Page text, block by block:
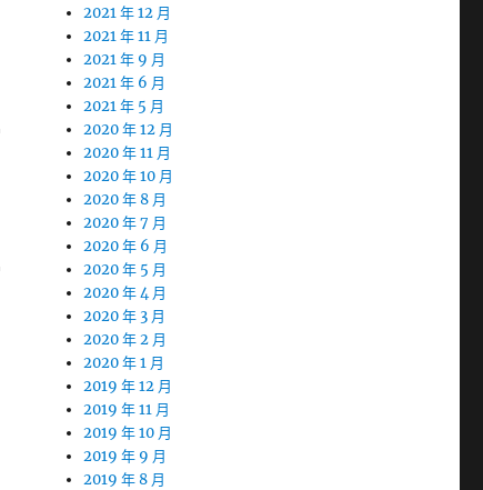
2021 年 12 月
2021 年 11 月
2021 年 9 月
2021 年 6 月
2021 年 5 月
2020 年 12 月
2020 年 11 月
2020 年 10 月
2020 年 8 月
2020 年 7 月
2020 年 6 月
2020 年 5 月
2020 年 4 月
2020 年 3 月
2020 年 2 月
2020 年 1 月
2019 年 12 月
2019 年 11 月
2019 年 10 月
2019 年 9 月
2019 年 8 月